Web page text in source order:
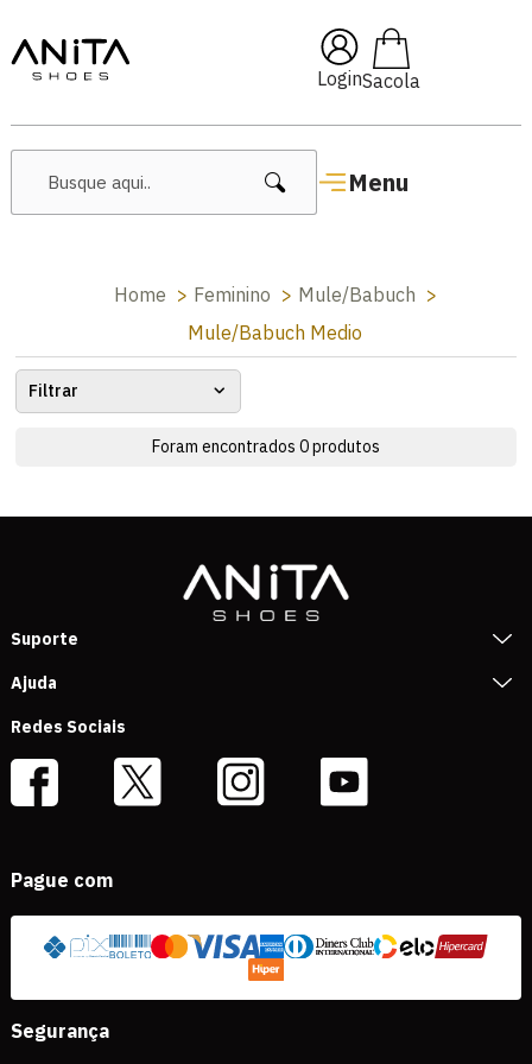
Login
Menu
🔥 Lançamentos Femininos
Home Feminino
Mule/Babuch
Mule/Babuch Medio
Filtrar
Foram encontrados 0produtos
Suporte
Ajuda
Redes Sociais
Pague com
Segurança